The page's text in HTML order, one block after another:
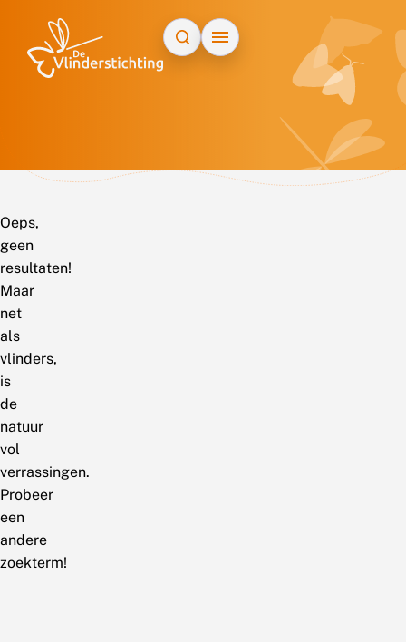
Oeps,
geen
resultaten!
Maar
net
als
vlinders,
is
de
natuur
vol
verrassingen.
Probeer
een
andere
zoekterm!